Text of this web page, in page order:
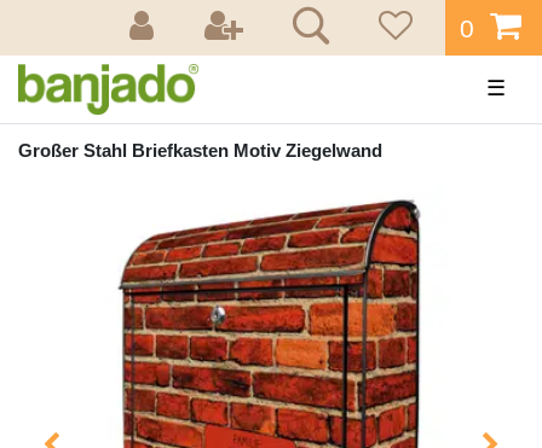
0
☰
Großer Stahl Briefkasten Motiv Ziegelwand